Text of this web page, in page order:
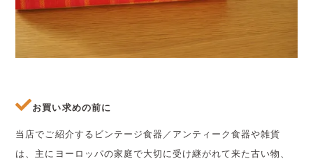
お買い求めの前に
当店でご紹介するビンテージ食器／アンティーク食器や雑貨
は、主にヨーロッパの家庭で大切に受け継がれて来た古い物、